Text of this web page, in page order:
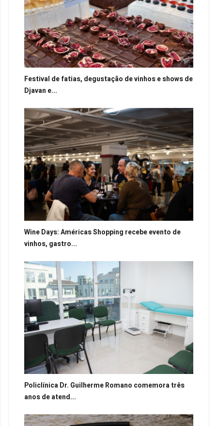
Festival de fatias, degustação de vinhos e shows de
Djavan e...
Wine Days: Américas Shopping recebe evento de
vinhos, gastro...
Policlínica Dr. Guilherme Romano comemora três
anos de atend...